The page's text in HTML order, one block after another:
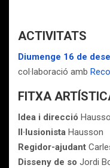
ACTIVITATS
Diumenge 16 de
col·laboració amb
FITXA
Idea i direcció
Il·lusionista Hausson
Regidor-ajudant
Disseny de so Jordi